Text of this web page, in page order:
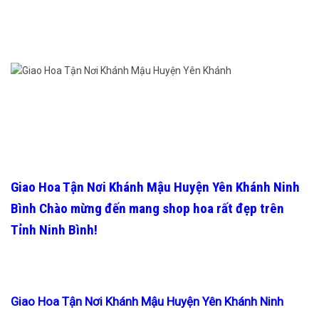
Giao Hoa Tận Nơi Khánh Mậu Huyện Yên Khánh Ninh
Bình Chào mừng đến mang shop hoa rất đẹp trên
Tỉnh Ninh Bình!
Giao Hoa Tận Nơi Khánh Mậu Huyện Yên Khánh Ninh